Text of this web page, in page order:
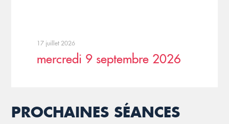
17 juillet 2026
mercredi 9 septembre 2026
PROCHAINES SÉANCES